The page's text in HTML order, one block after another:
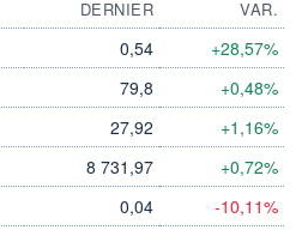
DERNIER
VAR.
0,54 +28,57%
79,8 +0,48%
27,92 +1,16%
8 731,97 +0,72%
0,04 -10,11%